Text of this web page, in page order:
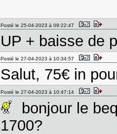
Posté le 25-04-2023 à 09:22:47
UP + baisse de
Posté le 27-04-2023 à 10:34:57
Salut, 75€ in
Posté le 27-04-2023 à 10:47:14
bonjour le
1700?